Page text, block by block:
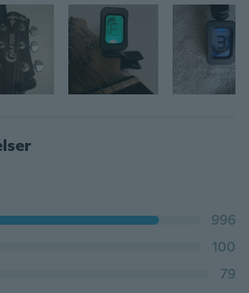
996
100
79